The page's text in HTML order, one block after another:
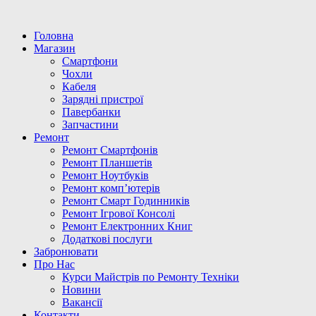
Головна
Магазин
Смартфони
Чохли
Кабеля
Зарядні пристрої
Павербанки
Запчастини
Ремонт
Ремонт Смартфонів
Ремонт Планшетів
Ремонт Ноутбуків
Ремонт комп’ютерів
Ремонт Смарт Годинників
Ремонт Ігрової Консолі
Ремонт Електронних Книг
Додаткові послуги
Забронювати
Про Нас
Курси Майстрів по Ремонту Техніки
Новини
Вакансії